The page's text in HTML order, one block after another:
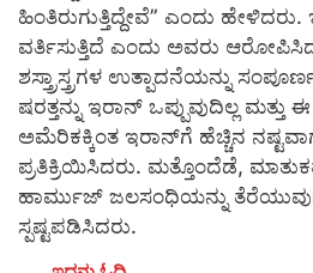
ಹಿಂತಿರುಗುತ್ತಿದ್ದೇವೆ” ಎಂದು
ವರ್ತಿಸುತ್ತಿದೆ ಎಂದು ಅವರು
ಶಸ್ತ್ರಾಸ್ತ್ರಗಳ ಉತ್ಪಾದನೆಯನ್ನು
ಷರತ್ತನ್ನು ಇರಾನ್ ಒಪ್ಪುವುದಿಲ್ಲ ಮತ್ತು
ಅಮೆರಿಕಕ್ಕಿಂತ ಇರಾನ್‌ಗೆ ಹೆಚ್ಚಿನ
ಪ್ರತಿಕ್ರಿಯಿಸಿದರು. ಮತ್ತೊಂದೆಡೆ,
ಹಾರ್ಮುಜ್ ಜಲಸಂಧಿಯನ್ನು
ಸ್ಪಷ್ಟಪಡಿಸಿದರು.